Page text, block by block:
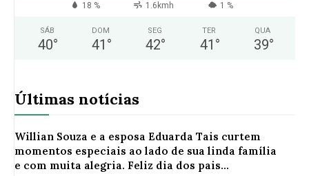
18 % 1.6kmh 1 %
SÁB
40°
DOM
41 °
SEG
42°
TER
41 °
QUA
39°
Últimas notícias
Willian Souza e a esposa Eduarda Tais curtem
momentos especiais ao lado de sua linda família
e com muita alegria. Feliz dia dos pais...